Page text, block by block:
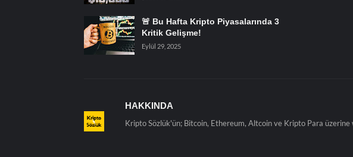
🚨 Bu Hafta Kripto Piyasalarında 3
Kritik Gelişme!
Eylül 29, 2025
HAKKINDA
Kripto Sözlük'ün; Bitcoin, Ethereum, Altcoin ve Kripto Para üzerine